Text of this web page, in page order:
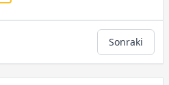
Sonraki